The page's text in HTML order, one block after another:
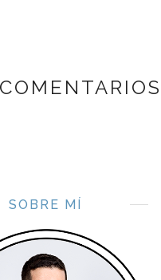
SOBRE MÍ